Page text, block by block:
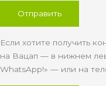
Если хотите получить
на Вацап — в нижнем
WhatsApp!» — или на